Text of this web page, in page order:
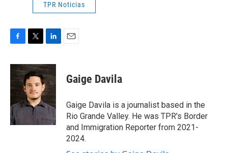
TPR Noticias
c
o
k
i
t
t
e
r
n
k
e
d
I
n
Gaige Davila
Gaige Davila is a journalist based in the
Rio Grande Valley. He was TPR's Border
and Immigration Reporter from 2021-
2024.